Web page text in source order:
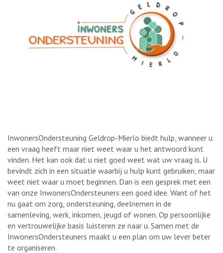
InwonersOndersteuning Geldrop-Mierlo biedt hulp, wanneer u
een vraag heeft maar niet weet waar u het antwoord kunt
vinden. Het kan ook dat u niet goed weet wat uw vraag is. U
bevindt zich in een situatie waarbij u hulp kunt gebruiken, maar
weet niet waar u moet beginnen. Dan is een gesprek met een
van onze InwonersOndersteuners een goed idee. Want of het
nu gaat om zorg, ondersteuning, deelnemen in de
samenleving, werk, inkomen, jeugd of wonen. Op persoonlijke
en vertrouwelijke basis luisteren ze naar u. Samen met de
InwonersOndersteuners maakt u een plan om uw lever beter
te organiseren.